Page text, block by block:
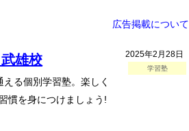
広告掲載について
2025年2月28日
学習塾
雄校
る個別学習塾。楽しく
慣を身につけましょう!